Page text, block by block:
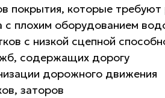
покрытия, которые
с плохим оборудованием
с низкой сцепной
содержащих дорогу
дорожного движения
заторов